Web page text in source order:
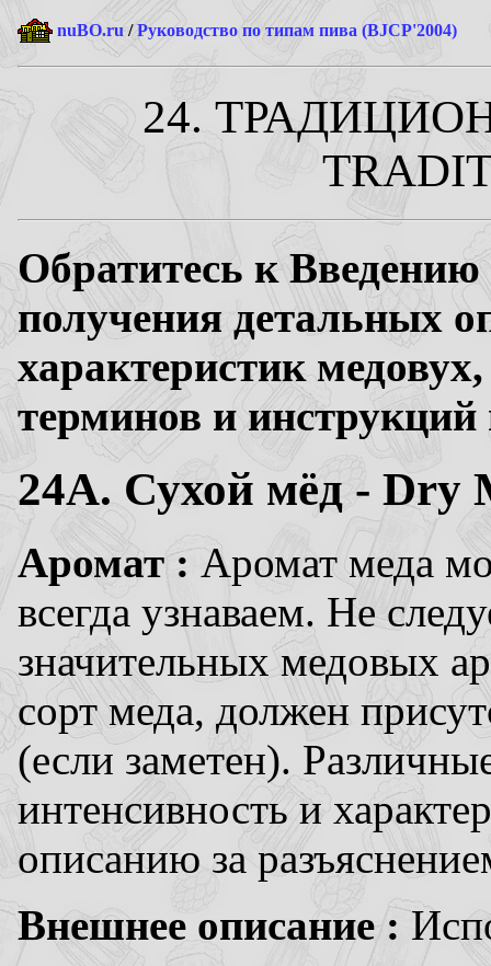
nuBO.ru /Руководство по типам пива (BJCP'2004)
24.
Обратитесь к
получения детальных
характеристик
терминов и
24A. Сухой мёд - Dry
Аромат : Аромат меда
всегда узнаваем. Не
значительных медовых
сорт меда, должен
(если заметен).
интенсивность и
описанию за
Внешнее описание :